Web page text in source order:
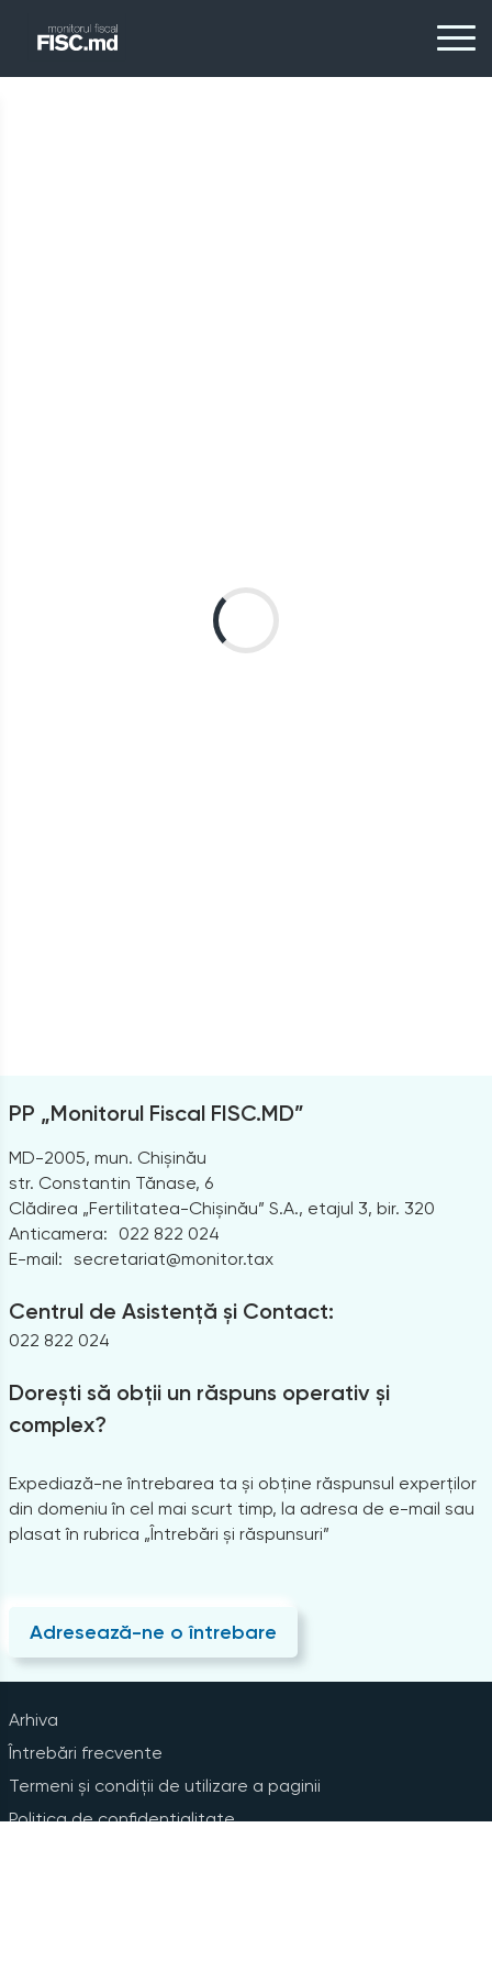
PP „Monitorul Fiscal FISC.MD”
MD-2005, mun. Chișinău
str. Constantin Tănase, 6
Clădirea „Fertilitatea-Chișinău” S.A., etajul 3, bir. 320
Anticamera:
022 822 024
E-mail: secretariat@monitor.tax
Centrul de Asistență și Contact:
022 822 024
Dorești să obții un răspuns operativ și
complex?
Expediază-ne întrebarea ta și obține răspunsul experților
din domeniu în cel mai scurt timp, la adresa de e-mail sau
plasat în rubrica „Întrebări și răspunsuri”
Adresează-ne o întrebare
Arhiva
Întrebări frecvente
Termeni și condiții de utilizare a paginii
Politica de confidențialitate